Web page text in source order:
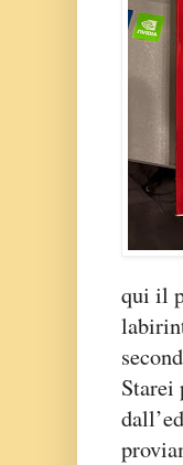
qui il
Starei